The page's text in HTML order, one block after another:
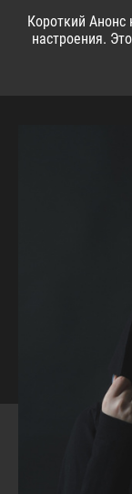
Короткий
настроения.